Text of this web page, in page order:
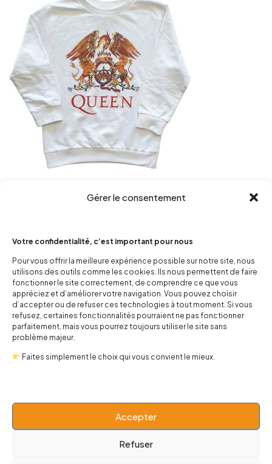
Gérer le consentement
Votre confidentialité, c’est important pour nous
Pour vous offrir la meilleure expérience possible sur notre site, nous
utilisons des outils comme les cookies. Ils nous permettent de faire
fonctionner le site correctement, de comprendre ce que vous
appréciez et d’améliorer votre navigation. Vous pouvez choisir
d’accepter ou de refuser ces technologies à tout moment. Si vous
refusez, certaines fonctionnalités pourraient ne pas fonctionner
parfaitement, mais vous pourrez toujours utiliser le site sans
problème majeur.
Faites simplement le choix qui vous convient le mieux.
Accepter
Refuser
Sweat Queen enfant
Choix des options
L’incontournable parmi les classiques du rock : le sweat-shirt
queen mais en version enfant.